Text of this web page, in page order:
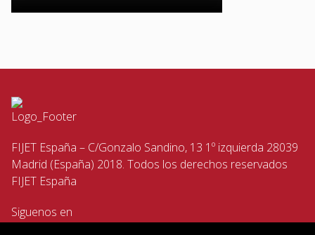
FIJET España – C/Gonzalo Sandino, 13 1º izquierda 28039
Madrid (España) 2018. Todos los derechos reservados
FIJET España
Siguenos en